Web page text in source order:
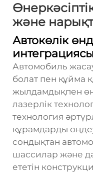
және
Автокөлік
интеграциясы
Автомобиль
болат пен құйма
жылдамдықпен
лазерлік
технология
құрамдарды
сондықтан
шассилар және
ететін